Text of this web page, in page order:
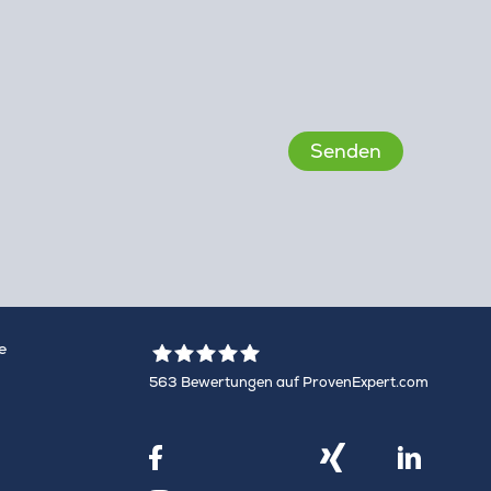
Facebook Xing LinkedIn
563 Bewertungen auf ProvenExpert.com